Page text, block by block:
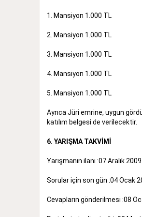
1. Mansiyon 1.000 TL
2. Mansiyon 1.000 TL
3. Mansiyon 1.000 TL
4. Mansiyon 1.000 TL
5. Mansiyon 1.000 TL
Ayrıca Jüri emrine, uygun
katılım belgesi de verilecektir.
6. YARIŞMA TAKVİMİ
Yarışmanın ilanı :07 Aralık 2009
Sorular için son gün :04 Ocak
Cevapların gönderilmesi :08